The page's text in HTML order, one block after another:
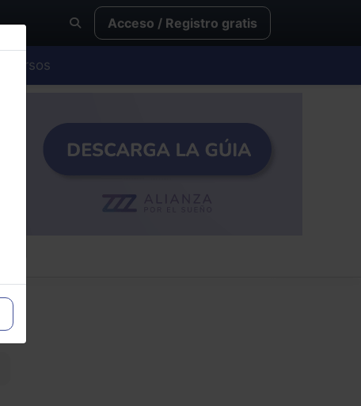
Acceso / Registro gratis
Cursos